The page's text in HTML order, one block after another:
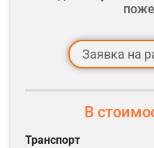
Заявка на
В
транспорт